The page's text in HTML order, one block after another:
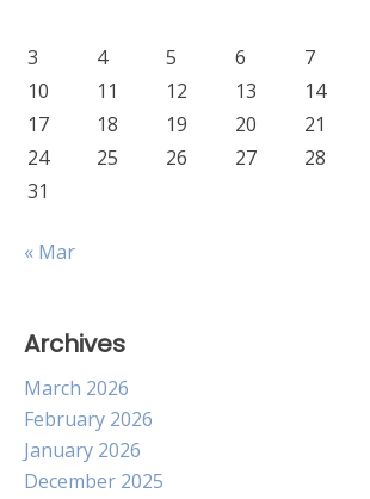
3
4 5 6 7
10
11 12 13 14
17
18 19 20 21
24
25 26 27 28
31
« Mar
Archives
March 2026
February 2026
January 2026
December 2025